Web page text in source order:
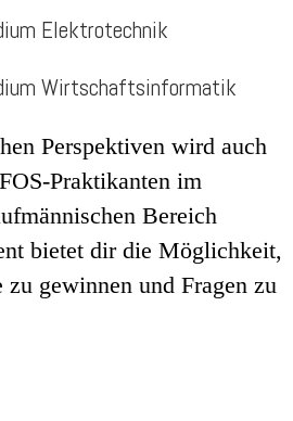
Elektrotechnik
Wirtschaftsinformatik
Perspektiven wird auch
Praktikanten im
Bereich
bietet dir die Möglichkeit,
gewinnen und Fragen zu